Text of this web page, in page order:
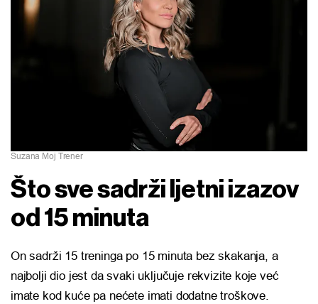
Suzana Moj Trener
Što sve sadrži ljetni izazov
od 15 minuta
On sadrži 15 treninga po 15 minuta bez skakanja, a
najbolji dio jest da svaki uključuje rekvizite koje već
imate kod kuće pa nećete imati dodatne troškove.